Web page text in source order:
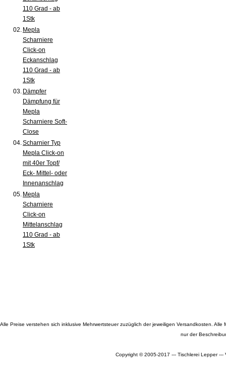
110 Grad - ab
1Stk
02. Mepla
Scharniere
Click-on
Eckanschlag
110 Grad - ab
1Stk
03. Dämpfer
Dämpfung für
Mepla
Scharniere Soft-
Close
04.Scharnier Typ
Mepla Click-on
mit 40er Topf/
Eck- Mittel- oder
Innenanschlag
05. Mepla
Scharniere
Click-on
Mittelanschlag
110 Grad - ab
1Stk
Alle Preise verstehen sich inklusive Mehrwertsteuer zuzüglich der jeweiligen Versandkosten.
nur der
Copyright © 2005-2017 --- Tischlerei Lepper